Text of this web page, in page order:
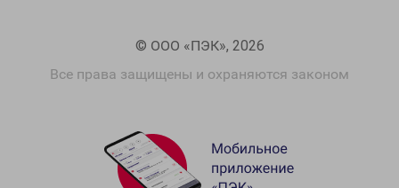
© ООО «ПЭК», 2026
Все права защищены и охраняются законом